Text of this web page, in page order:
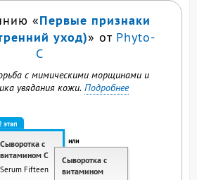
«Первые признаки
уход)» от Phyto-
C
с мимическими морщинами и
увядания кожи. Подробнее
этап
Сыворотка с
витамином C
Serum Fifteen
или
Сыворотка с
витамином